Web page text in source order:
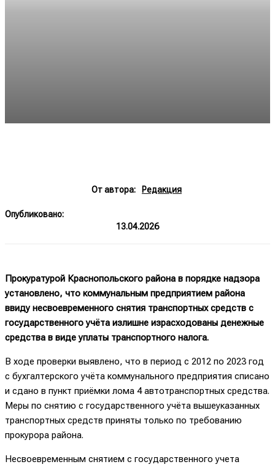
От автора: Редакция
Опубликовано:
13.04.2026
Прокуратурой Краснопольского района в порядке надзора
установлено, что коммунальным предприятием района
ввиду несвоевременного снятия транспортных средств с
государственного учёта излишне израсходованы денежные
средства в виде уплаты транспортного налога.
В ходе проверки выявлено, что в период с 2012 по 2023 год
с бухгалтерского учёта коммунального предприятия списано
и сдано в пункт приёмки лома 4 автотранспортных средства.
Меры по снятию с государственного учёта вышеуказанных
транспортных средств приняты только по требованию
прокурора района.
Несвоевременным снятием с государственного учета